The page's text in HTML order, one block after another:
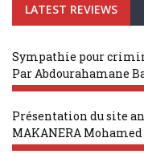
LATEST REVIEWS
Sympathie pour
Par Abdourahamane
Présentation du site
MAKANERA